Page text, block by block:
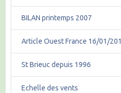
BILAN printemps 2007
Article Ouest France 16/01/201
St Brieuc depuis 1996
Echelle des vents